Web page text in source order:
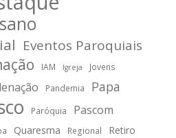
Eventos Paroquiais
IAM Igreja Jovens
Pandemia Papa
Paróquia
Pascom
Quaresma Regional Retiro